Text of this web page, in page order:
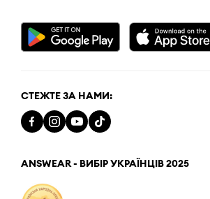
СТЕЖТЕ ЗА НАМИ:
ANSWEAR - ВИБІР УКРАЇНЦІВ 2025